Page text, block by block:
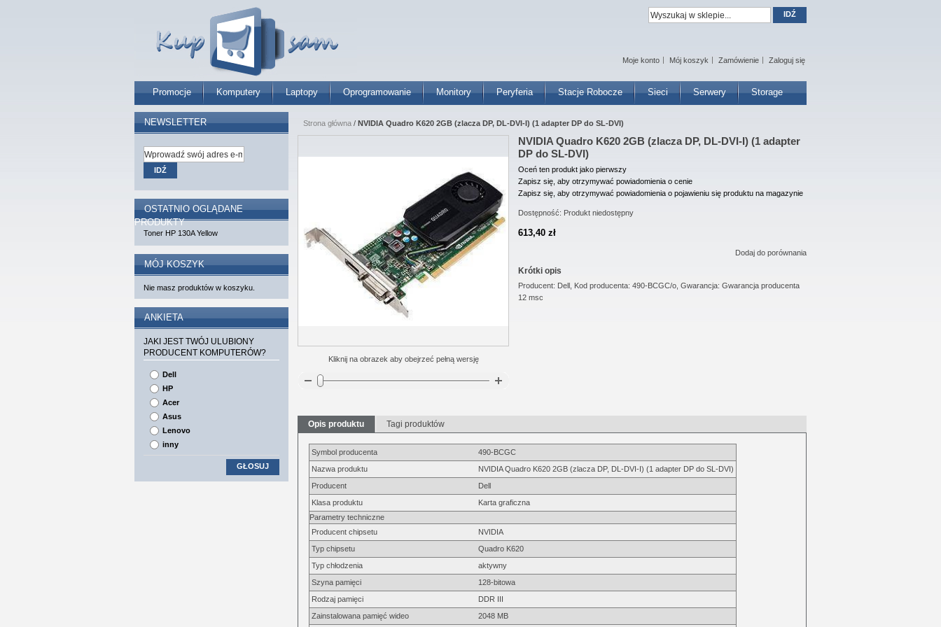
Promocje Komputery Laptopy Oprogramowanie Monitory Peryferia Stacje Robocze Sieci Serwery Storage
Moje konto Mój koszyk Zamówienie Zaloguj się
IDŹ
Strona główna / NVIDIA Quadro K620 2GB (zlacza DP, DL-DVI-I) (1 adapter DP do SL-DVI)
NVIDIA Quadro K620 2GB (zlacza DP, DL-DVI-I) (1 adapter
DP do SL-DVI)
Oceń ten produkt jako pierwszy
Zapisz się, aby otrzymywać powiadomienia o cenie
Zapisz się, aby otrzymywać powiadomienia o pojawieniu się produktu na magazynie
Dostępność: Produkt niedostępny
613,40 zł
Dodaj do porównania
Krótki opis
Producent: Dell, Kod producenta: 490-BCGC/o, Gwarancja: Gwarancja producenta
12 msc
Kliknij na obrazek aby obejrzeć pełną wersję
Opis produktu Tagi produktów
Symbol producenta
490-BCGC
Nazwa produktu
NVIDIA Quadro K620 2GB (zlacza DP, DL-DVI-I) (1 adapter DP do SL-DVI)
Producent
Dell
Klasa produktu
Karta graficzna
Parametry techniczne
Producent chipsetu
NVIDIA
Typ chipsetu
Quadro K620
Typ chłodzenia
aktywny
Szyna pamięci
128-bitowa
Rodzaj pamięci
DDR III
Zainstalowana pamięć wideo
2048 MB
NEWSLETTER
IDŹ
OSTATNIO OGLĄDANE
PRODUKTY
Toner HP 130A Yellow
MÓJ KOSZYK
Nie masz produktów w koszyku.
ANKIETA
JAKI JEST TWÓJ ULUBIONY
PRODUCENT KOMPUTERÓW?
Dell
HP
Acer
Asus
Lenovo
inny
GŁOSUJ